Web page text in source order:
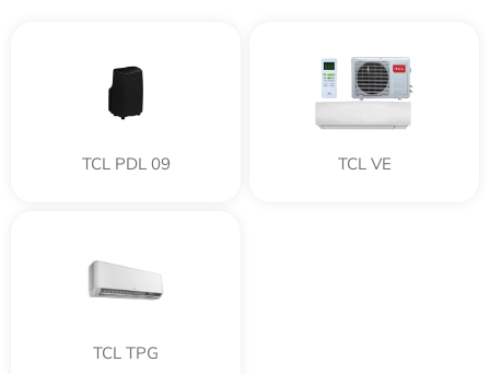
TCL PDL 09 TCL VE
TCL TPG